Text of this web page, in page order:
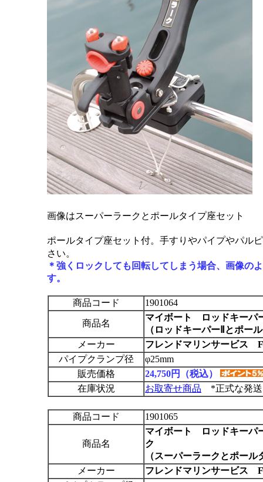
画像はスーパーラークとポールタイプ座セット
ポールタイプ座セット付。手すりやパイプやパル
さい。
＊強くロックしても回転してしまう場合、画像の
す。
商品コード 1901064
商品名
マイボート ロッドキーパ
（ロッドキーパーⅡとポー
メーカー
フレンドマリンサービス
パイプクランプ径
φ25mm
販売価格
24,750円（税込）
在庫状況
お取寄せ商品 *正式な発送
商品コード 1901065
商品名
マイボート ロッドキー
ク
（スーパーラークとポール
メーカー
フレンドマリンサービス